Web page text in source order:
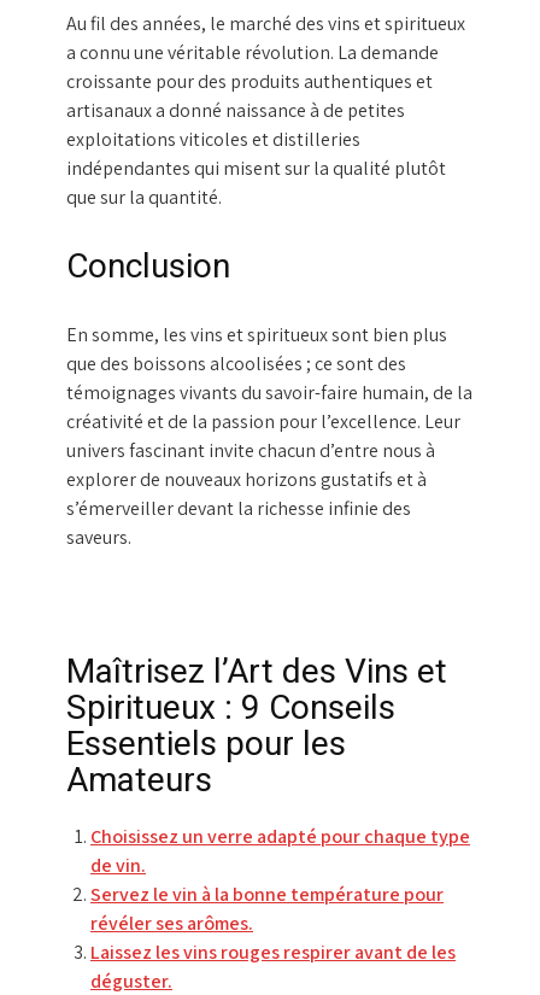
Au fil des années, le marché des vins et spiritueux
a connu une véritable révolution. La demande
croissante pour des produits authentiques et
artisanaux a donné naissance à de petites
exploitations viticoles et distilleries
indépendantes qui misent sur la qualité plutôt
que sur la quantité.
Conclusion
En somme, les vins et spiritueux sont bien plus
que des boissons alcoolisées ; ce sont des
témoignages vivants du savoir-faire humain, de la
créativité et de la passion pour l’excellence. Leur
univers fascinant invite chacun d’entre nous à
explorer de nouveaux horizons gustatifs et à
s’émerveiller devant la richesse infinie des
saveurs.
Maîtrisez l’Art des Vins et
Spiritueux : 9 Conseils
Essentiels pour les
Amateurs
Choisissez un verre adapté pour chaque type
de vin.
Servez le vin à la bonne température pour
révéler ses arômes.
Laissez les vins rouges respirer avant de les
déguster.